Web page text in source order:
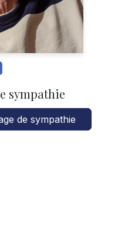
sympathie
de sympathie